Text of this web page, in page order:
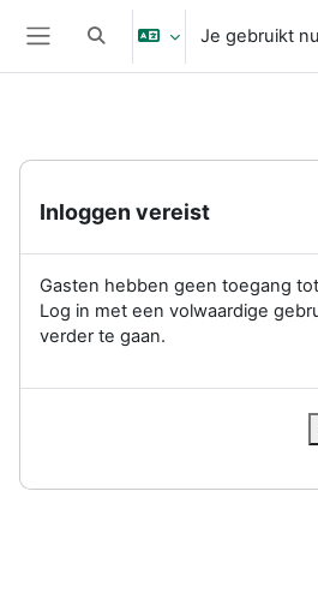
Ga naar hoofdinhoud
Schakel zoek invoer
Je gebruikt
Inloggen vereist
Gasten hebben geen toegang
Log in met een volwaardige
verder te gaan.